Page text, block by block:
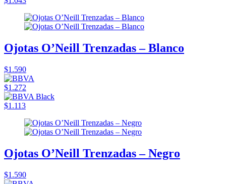
Ojotas O’Neill Trenzadas – Blanco
$1.590
$1.272
$1.113
Ojotas O’Neill Trenzadas – Negro
$1.590